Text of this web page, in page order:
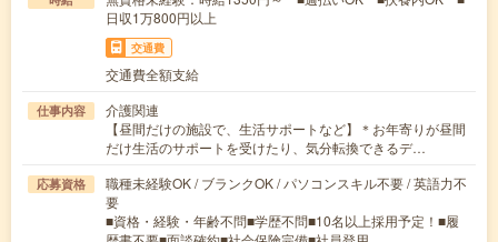
日収1万800円以上
交通費
交通費全額支給
仕事内容
介護関連
【昼間だけの施設で、生活サポートなど】＊お年寄りが昼間
だけ生活のサポートを受けたり、気分転換できるデ…
応募資格
職種未経験OK / ブランクOK / パソコンスキル不要 / 英語力不
要
■資格・経験・年齢不問■学歴不問■10名以上採用予定！■履